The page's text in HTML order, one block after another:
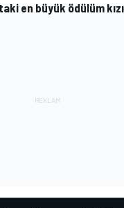
en büyük ödülüm